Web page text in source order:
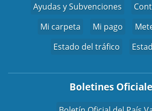
Ayudas y Subvenciones
Mi carpeta
Mi pago
Estado del tráfico
Boletines